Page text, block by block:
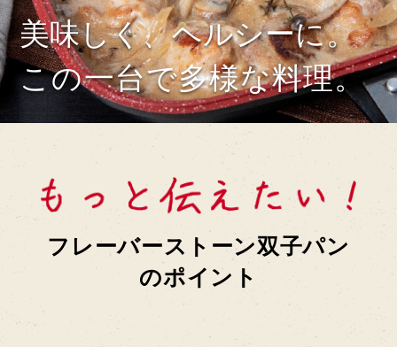
美味しく、ヘルシーに。
この一台で多様な料理。
フレーバーストーン双子パン
のポイント